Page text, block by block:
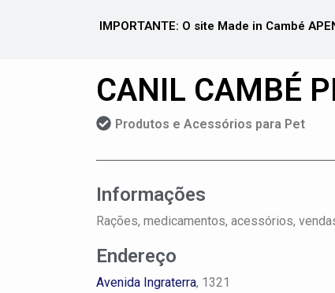
IMPORTANTE: O site Made in Cambé
CANIL CAMBÉ
Produtos e Acessórios para Pet
Informações
Rações, medicamentos, acessórios,
Endereço
Avenida Ingraterra, 1321